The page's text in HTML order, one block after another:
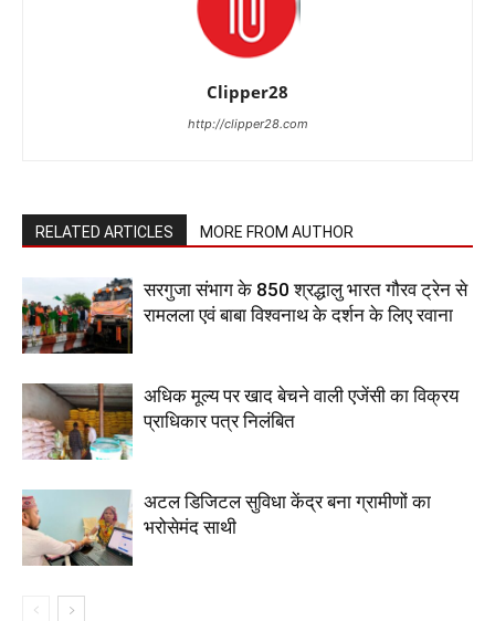
Clipper28
http://clipper28.com
RELATED ARTICLES MORE FROM AUTHOR
सरगुजा संभाग के 850 श्रद्धालु भारत गौरव ट्रेन से
रामलला एवं बाबा विश्वनाथ के दर्शन के लिए रवाना
अधिक मूल्य पर खाद बेचने वाली एजेंसी का विक्रय
प्राधिकार पत्र निलंबित
अटल डिजिटल सुविधा केंद्र बना ग्रामीणों का
भरोसेमंद साथी